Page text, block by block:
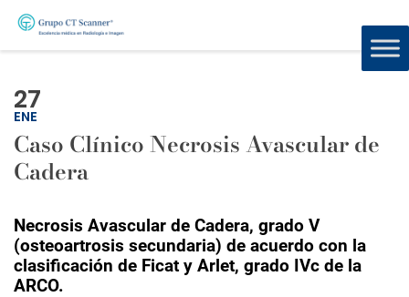
27
ENE
Caso Clínico Necrosis Avascular de
Cadera
Necrosis Avascular de Cadera, grado V
(osteoartrosis secundaria) de acuerdo con la
clasificación de Ficat y Arlet, grado IVc de la
ARCO.